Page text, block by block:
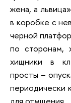
жена, а
в коробке с
черной
по сторонам,
хищники в
просты –
периодически
для отмщения.